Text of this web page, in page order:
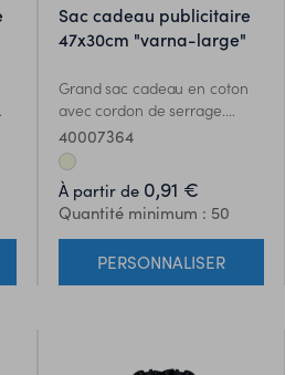
sac cadeau publicitaire
47x30cm "varna-large"
Grand sac cadeau en coton
avec cordon de serrage.
Dimensions: 30 x 47cm.
Grammage: 105 gr/m².
40007364
À partir de 0,91 €
Quantité minimum : 50
PERSONNALISER